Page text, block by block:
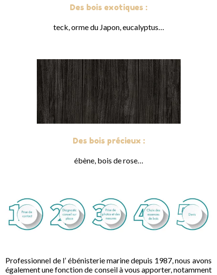
Des bois exotiques :
teck, orme du Japon, eucalyptus…
Des bois précieux :
ébène, bois de rose…
Professionnel de l’ ébénisterie marine depuis 1987, nous avons
également une fonction de conseil à vous apporter, notamment